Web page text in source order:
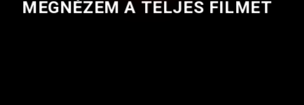
MEGNÉZEM A TELJES FILMET